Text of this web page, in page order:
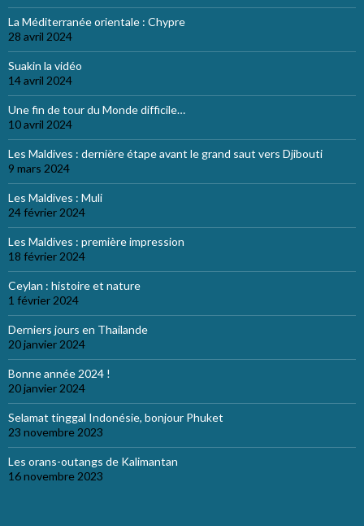
La Méditerranée orientale : Chypre
28 avril 2024
Suakin la vidéo
14 avril 2024
Une fin de tour du Monde difficile…
10 avril 2024
Les Maldives : dernière étape avant le grand saut vers Djibouti
9 mars 2024
Les Maldives : Muli
24 février 2024
Les Maldives : première impression
18 février 2024
Ceylan : histoire et nature
1 février 2024
Derniers jours en Thailande
20 janvier 2024
Bonne année 2024 !
20 janvier 2024
Selamat tinggal Indonésie, bonjour Phuket
23 novembre 2023
Les orans-outangs de Kalimantan
16 novembre 2023